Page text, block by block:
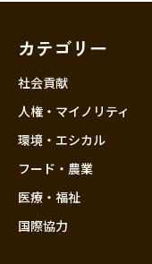
カテゴリー
社会貢献
人権・マイノリティ
環境・エシカル
フード・農業
医療・福祉
国際協力